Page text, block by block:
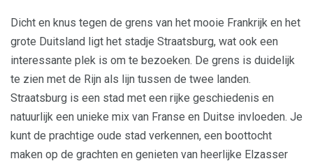
Dicht en knus tegen de grens van het mooie Frankrijk en het
grote Duitsland ligt het stadje Straatsburg, wat ook een
interessante plek is om te bezoeken. De grens is duidelijk
te zien met de Rijn als lijn tussen de twee landen.
Straatsburg is een stad met een rijke geschiedenis en
natuurlijk een unieke mix van Franse en Duitse invloeden. Je
kunt de prachtige oude stad verkennen, een boottocht
maken op de grachten en genieten van heerlijke Elzasser